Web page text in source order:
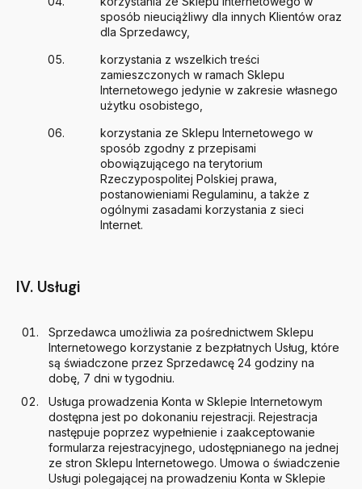
sposób nieuciążliwy dla innych Klientów oraz
dla Sprzedawcy,
korzystania z wszelkich treści
zamieszczonych w ramach Sklepu
Internetowego jedynie w zakresie własnego
użytku osobistego,
korzystania ze Sklepu Internetowego w
sposób zgodny z przepisami
obowiązującego na terytorium
Rzeczypospolitej Polskiej prawa,
postanowieniami Regulaminu, a także z
ogólnymi zasadami korzystania z sieci
Internet.
IV. Usługi
Sprzedawca umożliwia za pośrednictwem Sklepu
Internetowego korzystanie z bezpłatnych Usług, które
są świadczone przez Sprzedawcę 24 godziny na
dobę, 7 dni w tygodniu.
Usługa prowadzenia Konta w Sklepie Internetowym
dostępna jest po dokonaniu rejestracji. Rejestracja
następuje poprzez wypełnienie i zaakceptowanie
formularza rejestracyjnego, udostępnianego na jednej
ze stron Sklepu Internetowego. Umowa o świadczenie
Usługi polegającej na prowadzeniu Konta w Sklepie